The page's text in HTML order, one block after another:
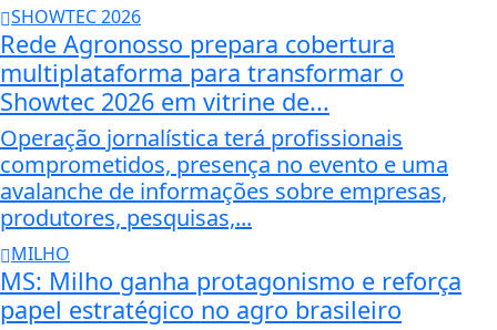
SHOWTEC 2026
Rede Agronosso prepara cobertura
multiplataforma para transformar o
Showtec 2026 em vitrine de...
Operação jornalística terá profissionais
comprometidos, presença no evento e uma
avalanche de informações sobre empresas,
produtores, pesquisas,...
MILHO
MS: Milho ganha protagonismo e reforça
papel estratégico no agro brasileiro